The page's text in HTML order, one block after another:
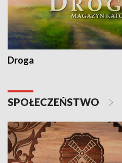
Droga
SPOŁECZEŃSTWO